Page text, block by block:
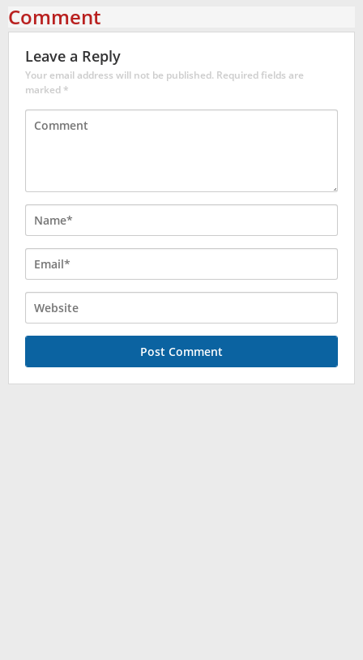
Comment
Leave a Reply
Your email address will not be published. Required fields are
marked*